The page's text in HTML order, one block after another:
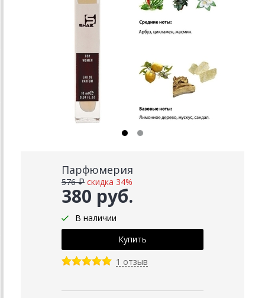
Парфюмерия
380 руб.
576 ₽ скидка 34%
В наличии
1 отзыв